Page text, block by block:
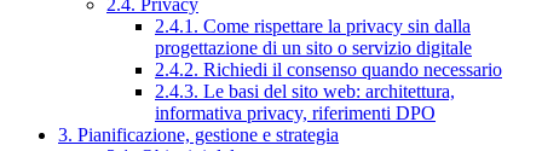
2.4.1. Come rispettare la privacy sin dalla
progettazione di un sito o servizio digitale
2.4.2. Richiedi il consenso quando necessario
2.4.3. Le basi del sito web: architettura,
informativa privacy, riferimenti DPO
3. Pianificazione, gestione e strategia